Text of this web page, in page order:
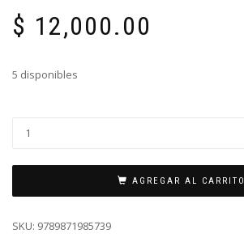
$ 12,000.00
5 disponibles
AGREGAR AL CARRITO
SKU: 9789871985739